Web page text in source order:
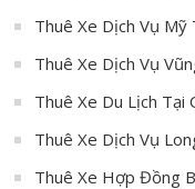
Thuê Xe Dịch Vụ Mỹ
Thuê Xe Dịch Vụ
Thuê Xe Du Lịch Tại
Thuê Xe Dịch Vụ
Thuê Xe Hợp Đồng